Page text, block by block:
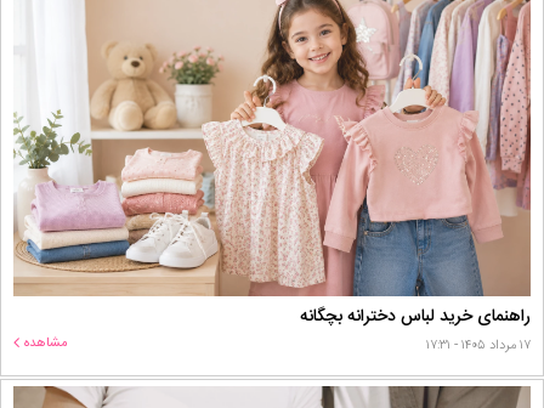
راهنمای خرید لباس دخترانه بچگانه
۱۷ مرداد ۱۴۰۵ - ۱۷:۳۱ مشاهده